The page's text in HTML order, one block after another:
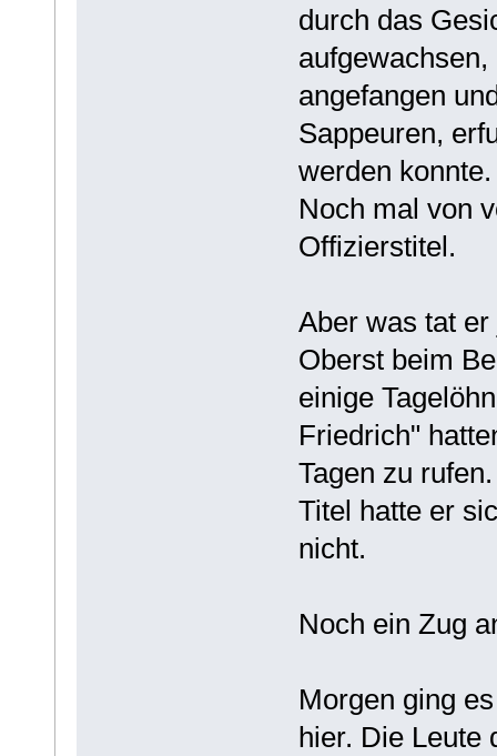
durch das
angefangen
Sappeuren,
werden
Noch mal von
Offizierstitel.
Aber was tat
Oberst beim
einige
Friedrich"
Tagen zu
Titel hatte er
nicht.
Noch ein Zug
Morgen ging
hier. Die Leute